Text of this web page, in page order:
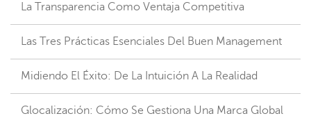
La Transparencia Como Ventaja Competitiva
Las Tres Prácticas Esenciales Del Buen Management
Midiendo El Éxito: De La Intuición A La Realidad
Glocalización: Cómo Se Gestiona Una Marca Global